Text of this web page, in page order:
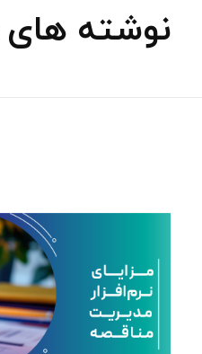
نوشته های